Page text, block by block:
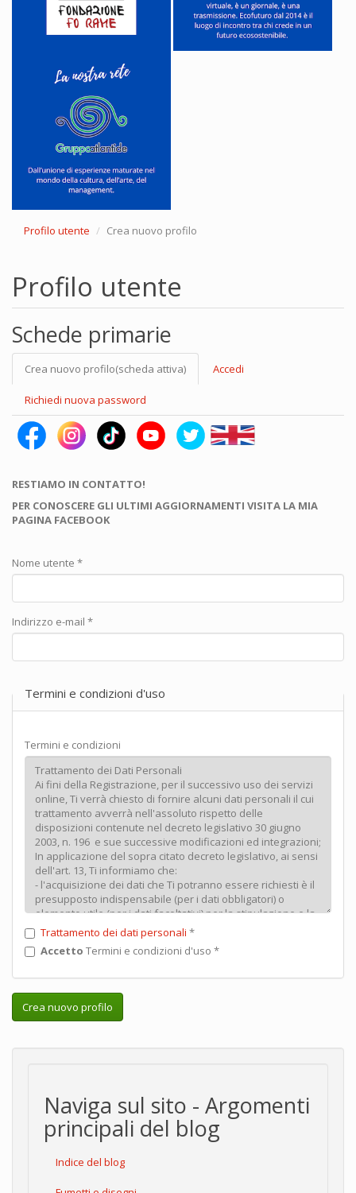
Profilo utente Crea nuovo profilo
Profilo utente
Schede primarie
Crea nuovo profilo(scheda attiva) Accedi
Richiedi nuova password
RESTIAMO IN CONTATTO!
PER CONOSCERE GLI ULTIMI AGGIORNAMENTI VISITA LA MIA
PAGINA FACEBOOK
Nome utente *
Indirizzo e-mail *
Termini e condizioni d'uso
Termini e condizioni
Trattamento dei dati personali *
Accetto Termini e condizioni d'uso *
Crea nuovo profilo
Naviga sul sito - Argomenti
principali del blog
Indice del blog